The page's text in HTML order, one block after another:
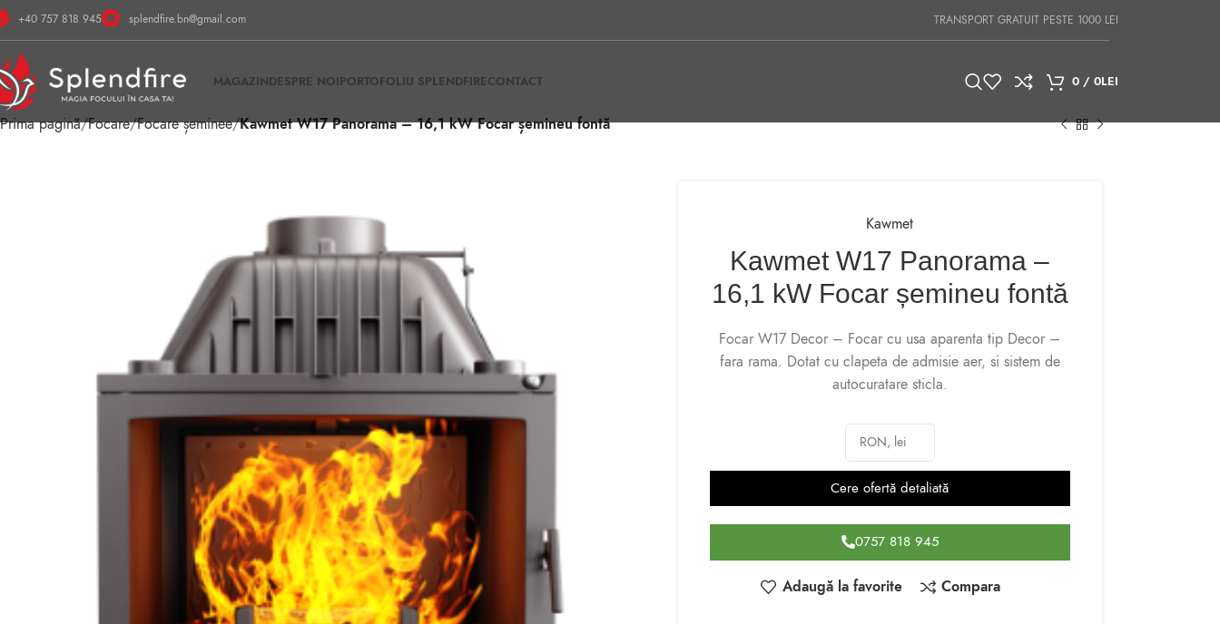
+40 757 818 945 splendfire.bn@gmail.com TRANSPORT GRATUIT PESTE 1000 LEI
MAGAZINDESPRE NOIPORTOFOLIU SPLENDFIRECONTACT 0 / 0LEI
Prima pagină Focare Focare șeminee Kawmet W17 Panorama – 16,1 kW Focar șemineu fontă
Kawmet
Kawmet W17 Panorama –
16,1 kW Focar șemineu fontă
Focar W17 Decor – Focar cu usa aparenta tip Decor –
fara rama. Dotat cu clapeta de admisie aer, si sistem de
autocuratare sticla.
Cere ofertă detaliată
0757 818 945
Adaugă la favorite Compara